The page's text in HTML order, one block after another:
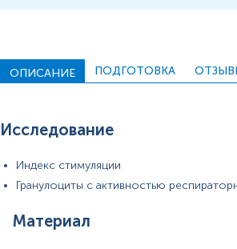
ОПИСАНИЕ ПОДГОТОВКА
Исследование
Индекс стимуляции
Гранулоциты с активностью
Материал